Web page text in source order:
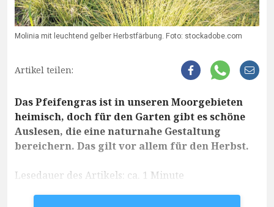
Molinia mit leuchtend gelber Herbstfärbung. Foto: stockadobe.com
Artikel teilen:
Das Pfeifengras ist in unseren Moorgebieten
heimisch, doch für den Garten gibt es schöne
Auslesen, die eine naturnahe Gestaltung
bereichern. Das gilt vor allem für den Herbst.
Lesedauer des Artikels: ca. 1 Minute